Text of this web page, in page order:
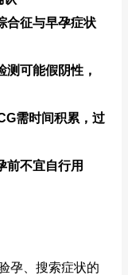
合征与早孕症状
测可能假阴性，
需时间积累，过
前不宜自行用
孕、搜索症状的